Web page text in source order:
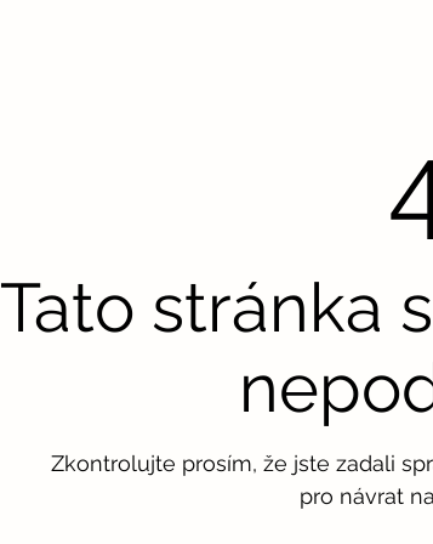
Tato stránka
Zkontrolujte prosím, že jste zadali
pro návrat